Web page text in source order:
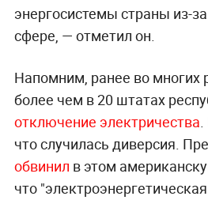
энергосистемы страны из-
сфере, — отметил он.
Напомним, ранее во многих
более чем в 20 штатах
отключение электричества.
что случилась диверсия.
обвинил в этом
что